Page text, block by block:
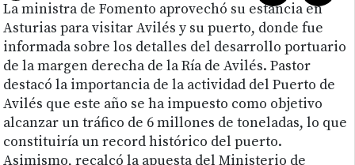
La ministra de Fomento aprovechó su estancia en
Asturias para visitar Avilés y su puerto, donde fue
informada sobre los detalles del desarrollo portuario
de la margen derecha de la Ría de Avilés. Pastor
destacó la importancia de la actividad del Puerto de
Avilés que este año se ha impuesto como objetivo
alcanzar un tráfico de 6 millones de toneladas, lo que
constituiría un record histórico del puerto.
Asimismo, recalcó la apuesta del Ministerio de